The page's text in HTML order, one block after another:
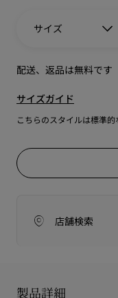
サイズ
配送、返品は無料です
サイズガイド
こちらのスタイルは標準的
店舗検索
製品詳細